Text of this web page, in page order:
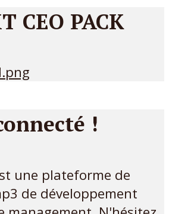
CEO PACK
!
une plateforme de
de développement